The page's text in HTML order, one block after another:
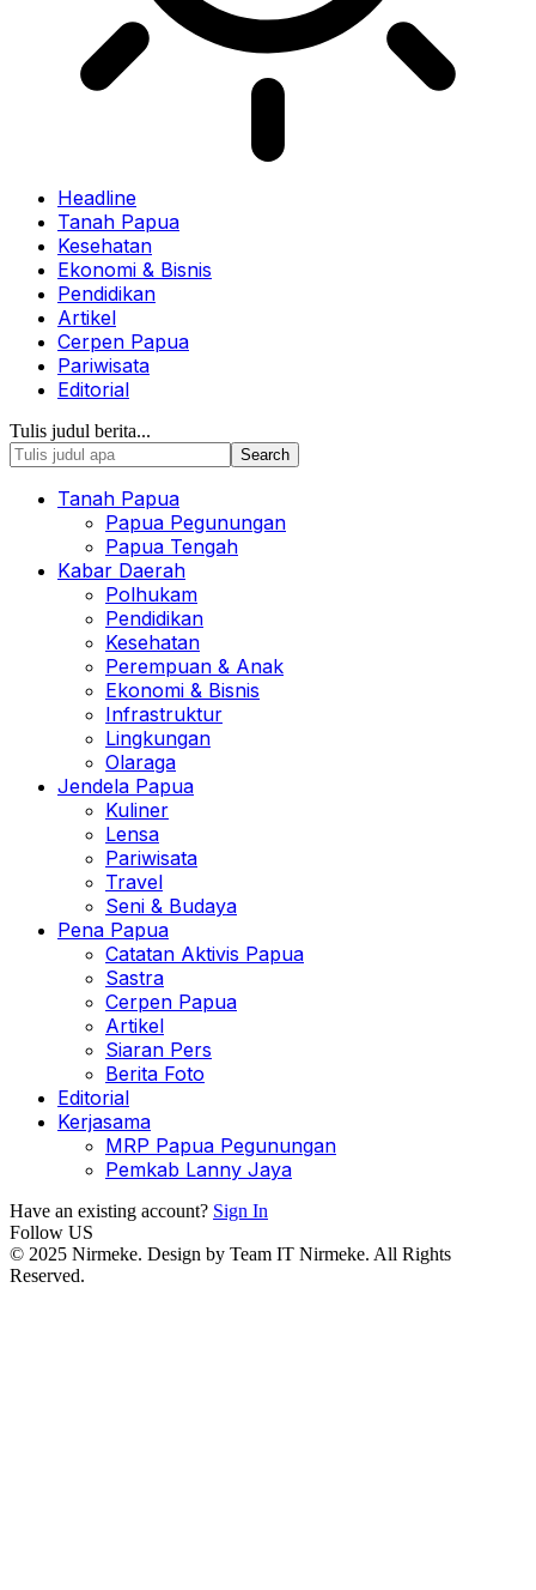
Headline
Tanah Papua
Kesehatan
Ekonomi & Bisnis
Pendidikan
Artikel
Cerpen Papua
Pariwisata
Editorial
Tulis judul berita...
Tanah Papua
Papua Pegunungan
Papua Tengah
Kabar Daerah
Polhukam
Pendidikan
Kesehatan
Perempuan & Anak
Ekonomi & Bisnis
Infrastruktur
Lingkungan
Olaraga
Jendela Papua
Kuliner
Lensa
Pariwisata
Travel
Seni & Budaya
Pena Papua
Catatan Aktivis Papua
Sastra
Cerpen Papua
Artikel
Siaran Pers
Berita Foto
Editorial
Kerjasama
MRP Papua Pegunungan
Pemkab Lanny Jaya
Have an existing account? Sign In
Follow US
© 2025 Nirmeke. Design by Team IT Nirmeke. All Rights
Reserved.